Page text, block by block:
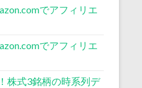
でアフィリエ
でアフィリエ
株式3銘柄の時系列デ